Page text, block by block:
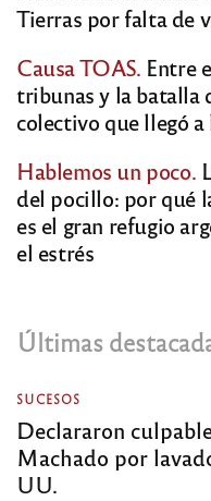
Tierras por falta de
Causa TOAS. Entre
tribunas y la batalla
colectivo que llegó
Hablemos un poco.
del pocillo: por qué
es el gran refugio
el estrés
Últimas
SUCESOS
Declararon
Machado por
UU.